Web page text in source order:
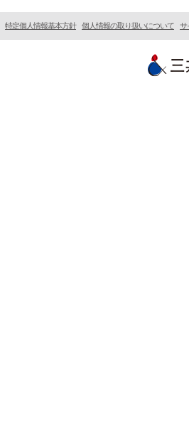
特定個人情報基本方針 個人情報の取り扱いについて サ